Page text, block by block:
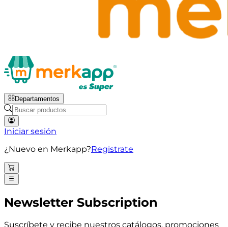
Departamentos
Iniciar sesión
¿Nuevo en Merkapp?Registrate
Newsletter Subscription
Suscríbete y recibe nuestros catálogos, promociones